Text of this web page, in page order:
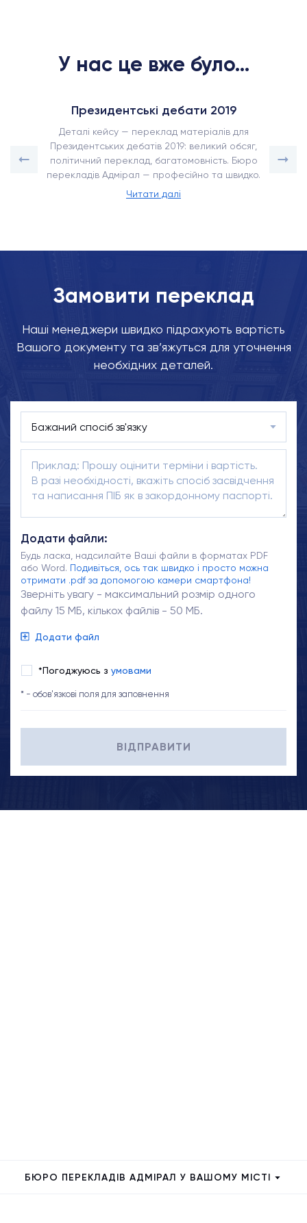
У нас це вже було...
Президентські дебати 2019
Деталі кейсу — переклад матеріалів для
Президентських дебатів 2019: великий обсяг,
політичний переклад, багатомовність. Бюро
перекладів Адмірал — професійно та швидко.
Читати далі
Замовити переклад
Наші менеджери швидко підрахують вартість
Вашого документу та зв’яжуться для уточнення
необхідних деталей.
Додати файли:
Будь ласка, надсилайте Ваші файли в форматах PDF
або Word. Подивіться, ось так швидко і просто можна
отримати .pdf за допомогою камери смартфона!
Зверніть увагу - максимальний розмір одного
файлу 15 МБ, кількох файлів - 50 МБ.
Додати файл
*Погоджуюсь з умовами
* - обов'язкові поля для заповнення
ВІДПРАВИТИ
БЮРО ПЕРЕКЛАДІВ АДМІРАЛ У ВАШОМУ МІСТІ